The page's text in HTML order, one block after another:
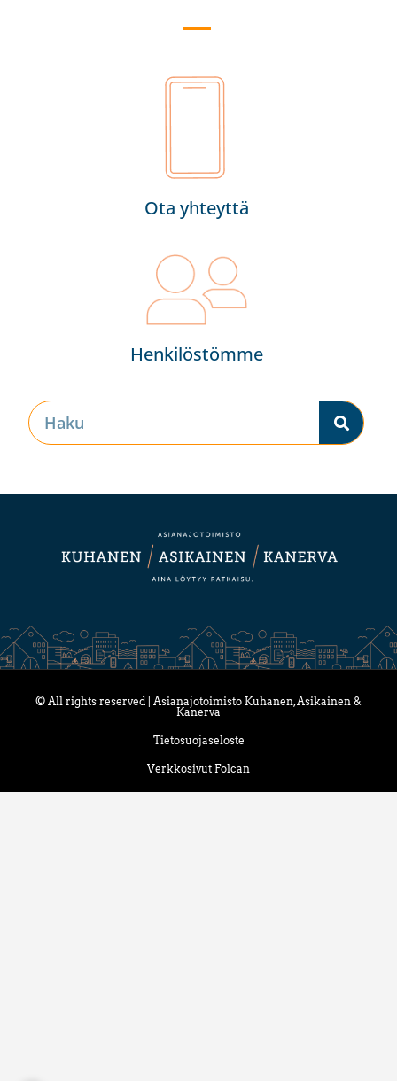
Ota yhteyttä
Henkilöstömme
© All rights reserved | Asianajotoimisto Kuhanen, Asikainen &
Kanerva
Tietosuojaseloste
Verkkosivut Folcan